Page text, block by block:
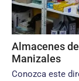
Almacenes
Manizales
Conozca este